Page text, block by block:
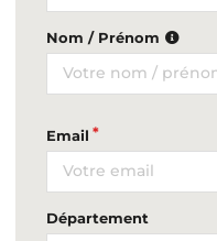
Nom / Prénom
Email
Département